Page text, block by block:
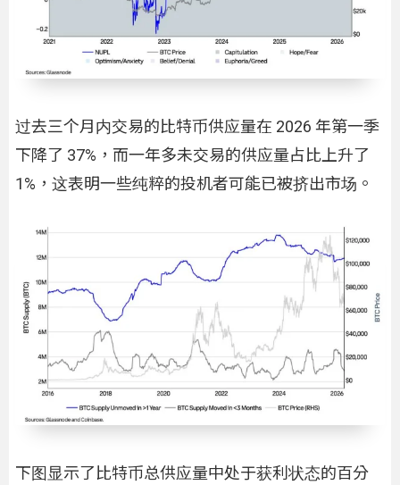
过去三个月内交易的比特币供应量在 2026 年第一季
下降了 37%，而一年多未交易的供应量占比上升了
1%，这表明一些纯粹的投机者可能已被挤出市场。
下图显示了比特币总供应量中处于获利状态的百分